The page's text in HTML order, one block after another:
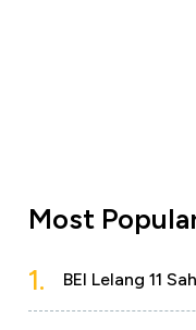
Most
1.
BEI Lelang 11